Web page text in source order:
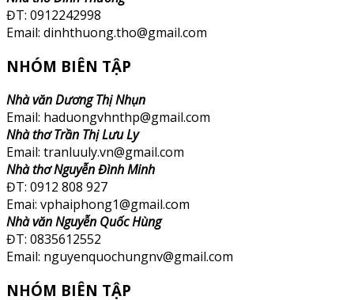
ĐT: 0912242998
Email: dinhthuong.tho@gmail.com
NHÓM BIÊN TẬP
Nhà văn Dương Thị Nhụn
Email: haduongvhnthp@gmail.com
Nhà thơ Trần Thị Lưu Ly
Email: tranluuly.vn@gmail.com
Nhà thơ Nguyễn Đình Minh
ĐT: 0912 808 927
Emai: vphaiphong1@gmail.com
Nhà văn Nguyễn Quốc Hùng
ĐT: 0835612552
Email: nguyenquochungnv@gmail.com
NHÓM BIÊN TẬP